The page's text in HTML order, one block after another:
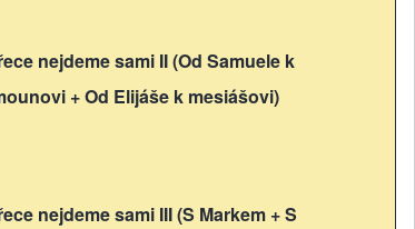
nejdeme sami II (Od Samuele k
+ Od Elijáše k mesiášovi)
nejdeme sami III (S Markem + S